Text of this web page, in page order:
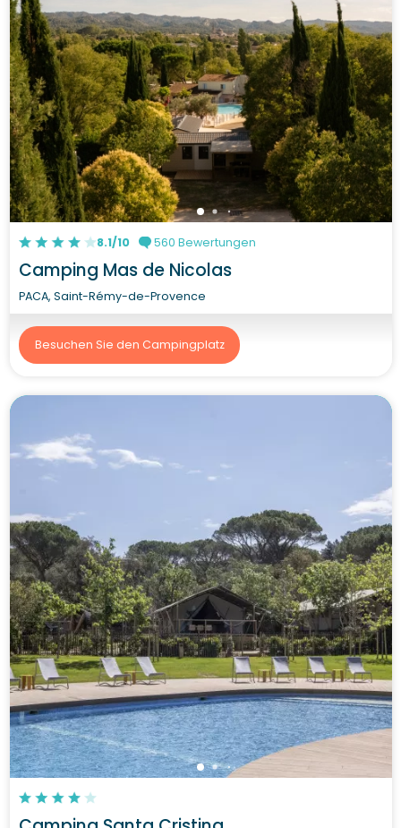
8.1/10 560 Bewertungen
Camping Mas de Nicolas
PACA, Saint-Rémy-de-Provence
Besuchen Sie den Campingplatz